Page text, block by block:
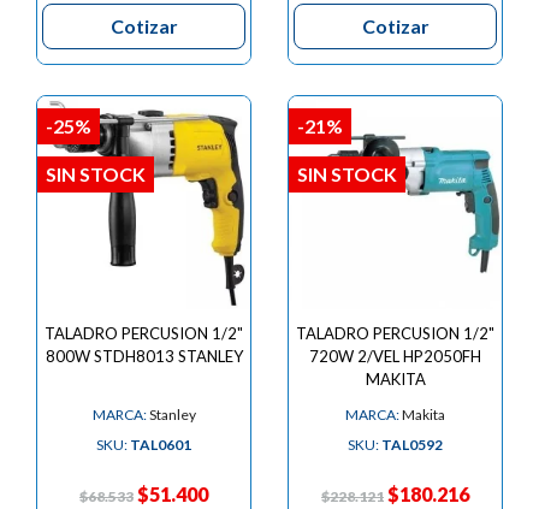
Cotizar Cotizar
TALADRO PERCUSION 1/2"
800W STDH8013 STANLEY
MARCA:Stanley
SKU: TAL0601
$68.533 $51.400
-25%
SIN STOCK
TALADRO PERCUSION 1/2"
720W 2/VEL HP2050FH
MAKITA
MARCA:Makita
SKU: TAL0592
$228.121 $180.216
-21%
SIN STOCK